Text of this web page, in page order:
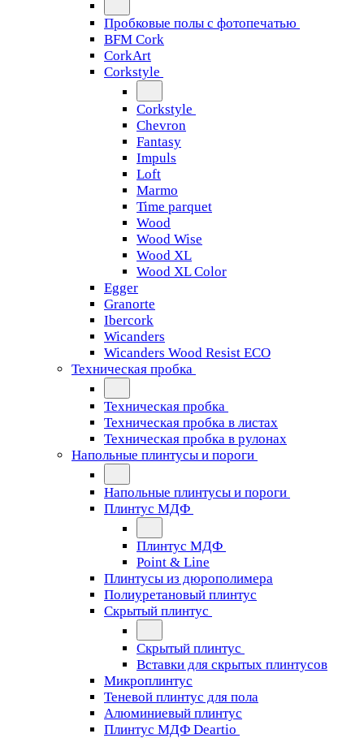
Пробковые полы с фотопечатью
BFM Cork
CorkArt
Corkstyle
Corkstyle
Chevron
Fantasy
Impuls
Loft
Marmo
Time parquet
Wood
Wood Wise
Wood XL
Wood XL Color
Egger
Granorte
Ibercork
Wicanders
Wicanders Wood Resist ECO
Техническая пробка
Техническая пробка
Техническая пробка в листах
Техническая пробка в рулонах
Напольные плинтусы и пороги
Напольные плинтусы и пороги
Плинтус МДФ
Плинтус МДФ
Point & Line
Плинтусы из дюрополимера
Полиуретановый плинтус
Скрытый плинтус
Скрытый плинтус
Вставки для скрытых плинтусов
Микроплинтус
Теневой плинтус для пола
Алюминиевый плинтус
Плинтус МДФ Deartio